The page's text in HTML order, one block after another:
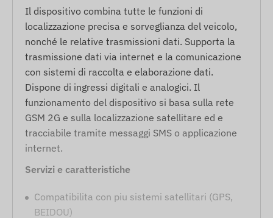
Il dispositivo combina tutte le funzioni di
localizzazione precisa e sorveglianza del veicolo,
nonché le relative trasmissioni dati. Supporta la
trasmissione dati via internet e la comunicazione
con sistemi di raccolta e elaborazione dati.
Dispone di ingressi digitali e analogici. Il
funzionamento del dispositivo si basa sulla rete
GSM 2G e sulla localizzazione satellitare ed e
tracciabile tramite messaggi SMS o applicazione
internet.
Servizi e caratteristiche
Compatibilita con piu sistemi satellitari (GPS,
BEIDOU)